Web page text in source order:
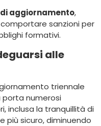
di aggiornamento,
sanzioni per
formativi.
alle
triennale
porta numerosi
inclusa la tranquillità di
più sicuro, diminuendo